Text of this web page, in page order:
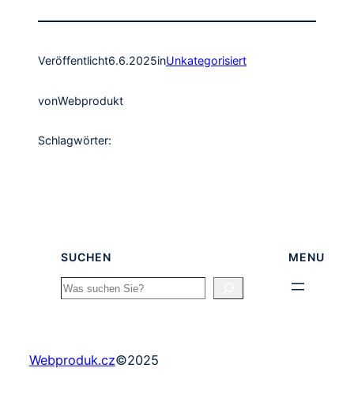
Veröffentlicht6.6.2025inUnkategorisiert
vonWebprodukt
Schlagwörter:
SUCHEN
Search
MENU
Webproduk.cz©2025